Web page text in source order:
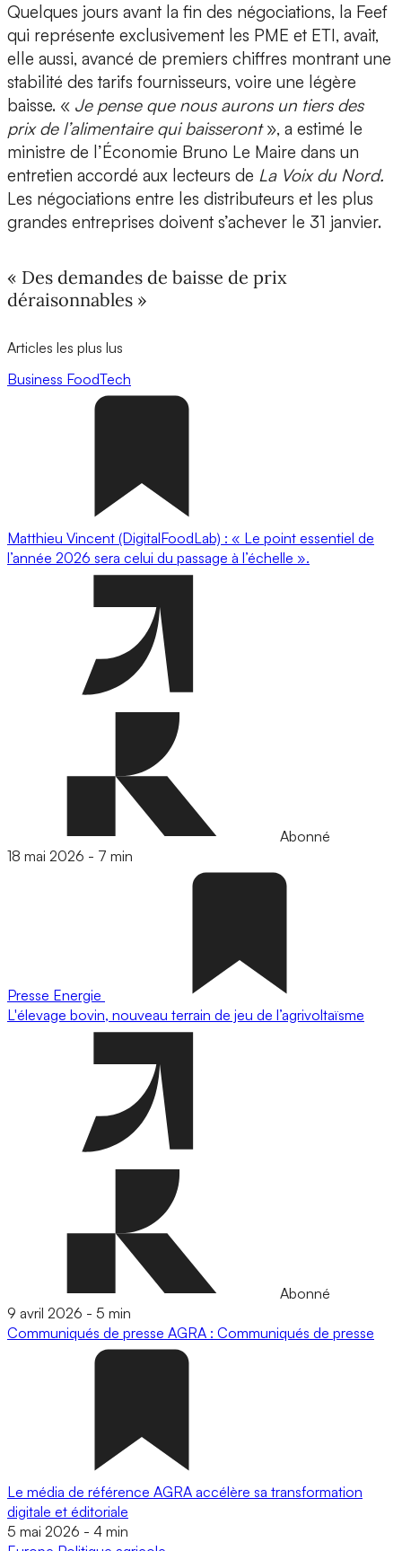
Quelques jours avant la fin des négociations, la Feef
qui représente exclusivement les PME et ETI, avait,
elle aussi, avancé de premiers chiffres montrant une
stabilité des tarifs fournisseurs, voire une légère
baisse. « Je pense que nous aurons un tiers des
prix de l’alimentaire qui baisseront», a estimé le
ministre de l’Économie Bruno Le Maire dans un
entretien accordé aux lecteurs de La Voix du Nord.
Les négociations entre les distributeurs et les plus
grandes entreprises doivent s’achever le 31 janvier.
« Des demandes de baisse de prix
déraisonnables »
Articles les plus lus
Business FoodTech
Matthieu Vincent (DigitalFoodLab) : « Le point essentiel de
l’année 2026 sera celui du passage à l’échelle ».
Abonné
18 mai 2026 - 7 min
Presse Energie
L'élevage bovin, nouveau terrain de jeu de l’agrivoltaïsme
Abonné
9 avril 2026 - 5 min
Communiqués de presse AGRA : Communiqués de presse
Le média de référence AGRA accélère sa transformation
digitale et éditoriale
5 mai 2026 - 4 min